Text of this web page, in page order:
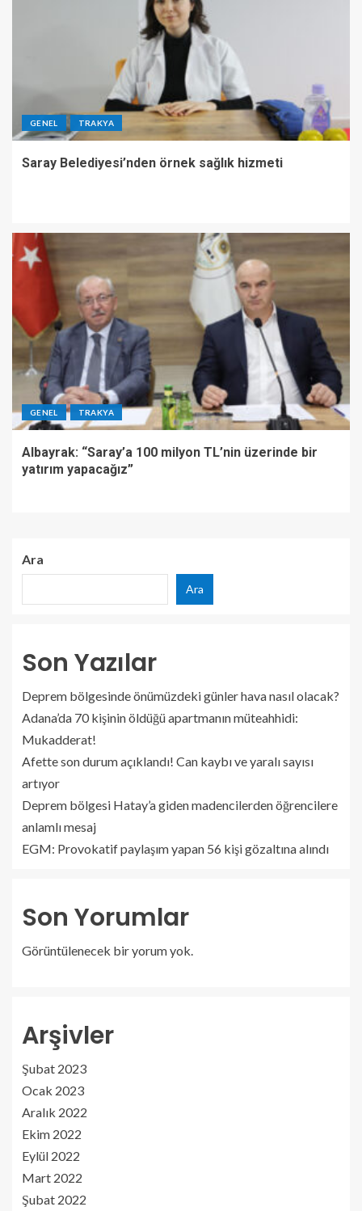
GENEL TRAKYA
Saray Belediyesi’nden örnek sağlık hizmeti
GENEL TRAKYA
Albayrak: “Saray’a 100 milyon TL’nin üzerinde bir
yatırım yapacağız”
Ara
Ara
Son Yazılar
Deprem bölgesinde önümüzdeki günler hava nasıl olacak?
Adana’da 70 kişinin öldüğü apartmanın müteahhidi:
Mukadderat!
Afette son durum açıklandı! Can kaybı ve yaralı sayısı
artıyor
Deprem bölgesi Hatay’a giden madencilerden öğrencilere
anlamlı mesaj
EGM: Provokatif paylaşım yapan 56 kişi gözaltına alındı
Son Yorumlar
Görüntülenecek bir yorum yok.
Arşivler
Şubat 2023
Ocak 2023
Aralık 2022
Ekim 2022
Eylül 2022
Mart 2022
Şubat 2022